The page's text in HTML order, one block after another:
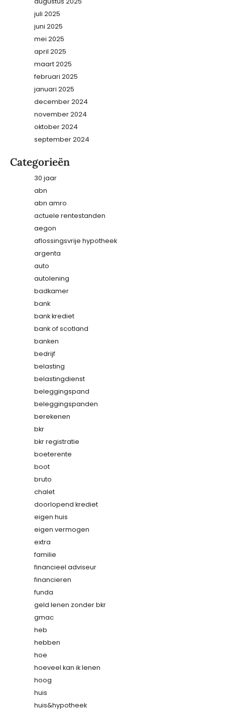
juli 2025
juni 2025
mei 2025
april 2025
maart 2025
februari 2025
januari 2025
december 2024
november 2024
oktober 2024
september 2024
Categorieën
30 jaar
abn
abn amro
actuele rentestanden
aegon
aflossingsvrije hypotheek
argenta
auto
autolening
badkamer
bank
bank krediet
bank of scotland
banken
bedrijf
belasting
belastingdienst
beleggingspand
beleggingspanden
berekenen
bkr
bkr registratie
boeterente
boot
bruto
chalet
doorlopend krediet
eigen huis
eigen vermogen
extra
familie
financieel adviseur
financieren
funda
geld lenen zonder bkr
gmac
heb
hebben
hoe
hoeveel kan ik lenen
hoog
huis
huis&hypotheek